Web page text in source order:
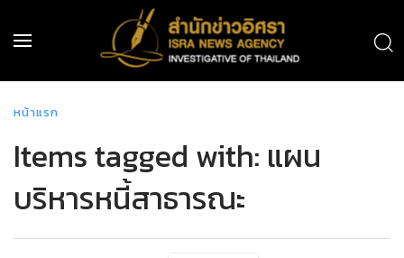
หน้าแรก
Items tagged with: แผน
บริหารหนี้สาธารณะ